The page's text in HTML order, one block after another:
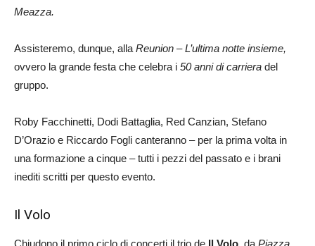
Meazza.
Assisteremo, dunque, alla Reunion – L’ultima notte insieme,
ovvero la grande festa che celebra i 50 anni di carriera del
gruppo.
Roby Facchinetti, Dodi Battaglia, Red Canzian, Stefano
D’Orazio e Riccardo Fogli canteranno – per la prima volta in
una formazione a cinque – tutti i pezzi del passato e i brani
inediti scritti per questo evento.
Il Volo
Chiudono il primo ciclo di concerti il trio de Il Volo, da Piazza